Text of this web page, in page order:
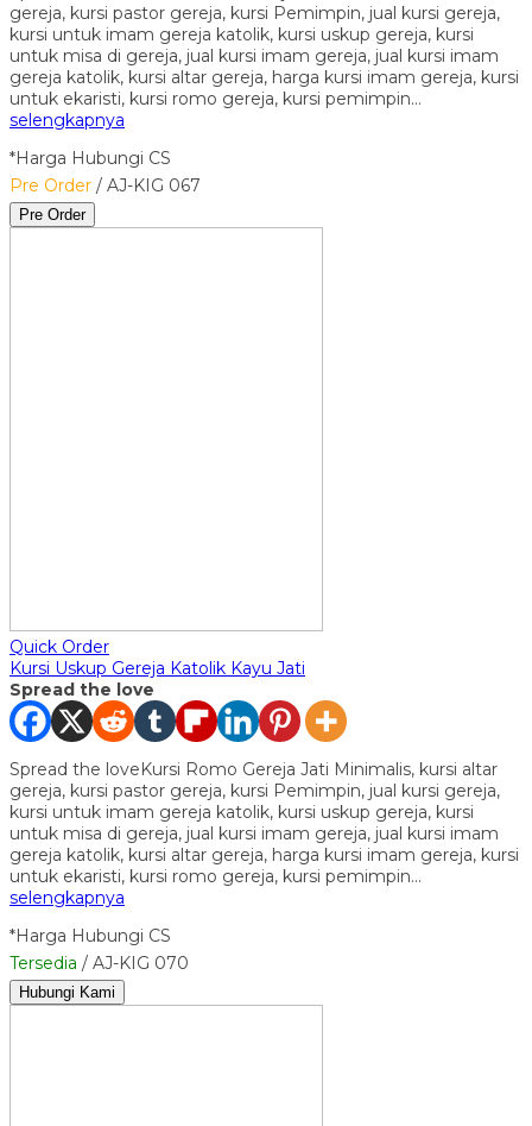
gereja, kursi pastor gereja, kursi Pemimpin, jual kursi gereja,
kursi untuk imam gereja katolik, kursi uskup gereja, kursi
untuk misa di gereja, jual kursi imam gereja, jual kursi imam
gereja katolik, kursi altar gereja, harga kursi imam gereja, kursi
untuk ekaristi, kursi romo gereja, kursi pemimpin…
selengkapnya
*Harga Hubungi CS
Pre Order / AJ-KIG 067
Pre Order
Quick Order
Kursi Uskup Gereja Katolik Kayu Jati
Spread the love
Spread the loveKursi Romo Gereja Jati Minimalis, kursi altar
gereja, kursi pastor gereja, kursi Pemimpin, jual kursi gereja,
kursi untuk imam gereja katolik, kursi uskup gereja, kursi
untuk misa di gereja, jual kursi imam gereja, jual kursi imam
gereja katolik, kursi altar gereja, harga kursi imam gereja, kursi
untuk ekaristi, kursi romo gereja, kursi pemimpin…
selengkapnya
*Harga Hubungi CS
Tersedia / AJ-KIG 070
Hubungi Kami